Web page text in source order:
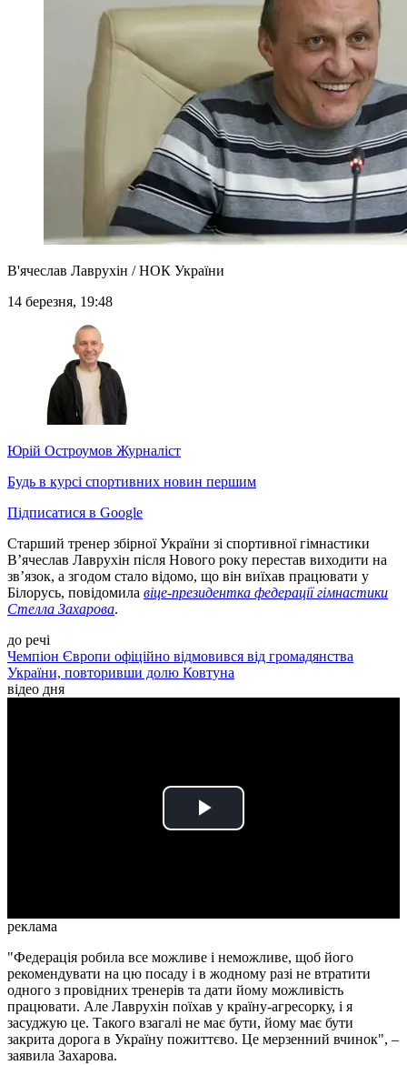
В'ячеслав Лаврухін / НОК України
14 березня, 19:48
Юрій Остроумов Журналіст
Будь в курсі спортивних новин першим
Підписатися в Google
Старший тренер збірної України зі спортивної гімнастики
В’ячеслав Лаврухін після Нового року перестав виходити на
зв’язок, а згодом стало відомо, що він виїхав працювати у
Білорусь, повідомила віце-президентка федерації гімнастики
Стелла Захарова.
до речі
Чемпіон Європи офіційно відмовився від громадянства
України, повторивши долю Ковтуна
відео дня
Play
реклама
"Федерація робила все можливе і неможливе, щоб його
рекомендувати на цю посаду і в жодному разі не втратити
одного з провідних тренерів та дати йому можливість
працювати. Але Лаврухін поїхав у країну-агресорку, і я
засуджую це. Такого взагалі не має бути, йому має бути
закрита дорога в Україну пожиттєво. Це мерзенний вчинок", –
заявила Захарова.